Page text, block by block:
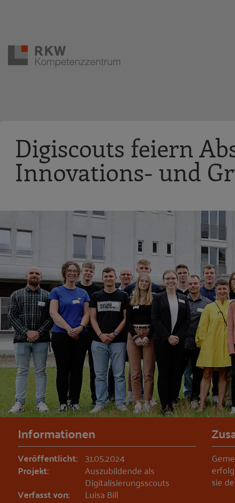
Digiscouts feiern
Innovations- und
Informationen
Veröffentlicht: 31.05.2024
Projekt: Auszubildende als
Digitalisierungsscouts
Verfasst von: Luisa Bill
sie